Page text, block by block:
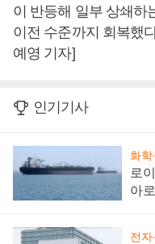
이 반등해 일부 상쇄하
이전 수준까지 회복했
예영 기자]
인기기사
화학
로
아
전자